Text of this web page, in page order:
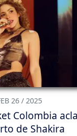
26 / 2025
Colombia
de Shakira